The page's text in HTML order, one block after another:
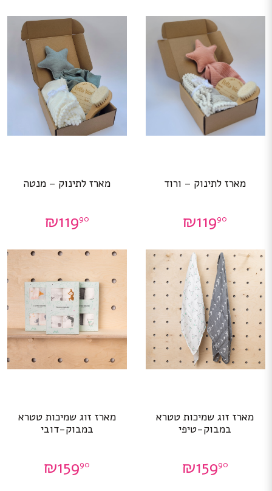
מארז לתינוק – ורוד
₪11990
מארז לתינוק – מנטה
₪11990
מארז זוג שמיכות טטרא
במבוק-טיפי
₪15990
מארז זוג שמיכות טטרא
במבוק-דובי
₪15990